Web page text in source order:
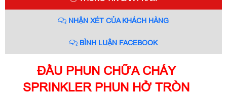
NHẬN XÉT CỦA KHÁCH HÀNG
BÌNH LUẬN FACEBOOK
ĐẦU PHUN CHỮA CHÁY
SPRINKLER PHUN HỞ TRÒN